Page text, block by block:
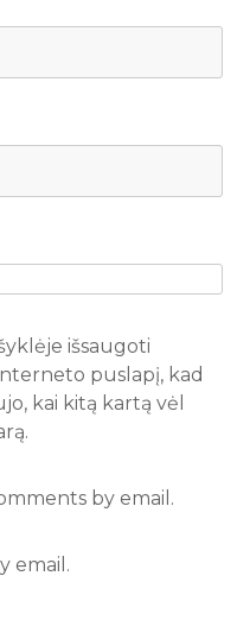
išsaugoti
puslapį, kad
kai kitą kartą vėl
by email.
email.